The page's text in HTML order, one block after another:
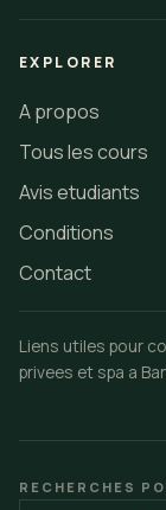
EXPLORER
A propos
Tous les cours
Avis etudiants
Conditions
Contact
Liens utiles pour
privees et spa a
RECHERCHES